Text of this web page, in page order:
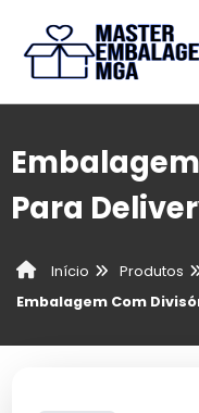
Para
Início Produtos
Embalagem Com